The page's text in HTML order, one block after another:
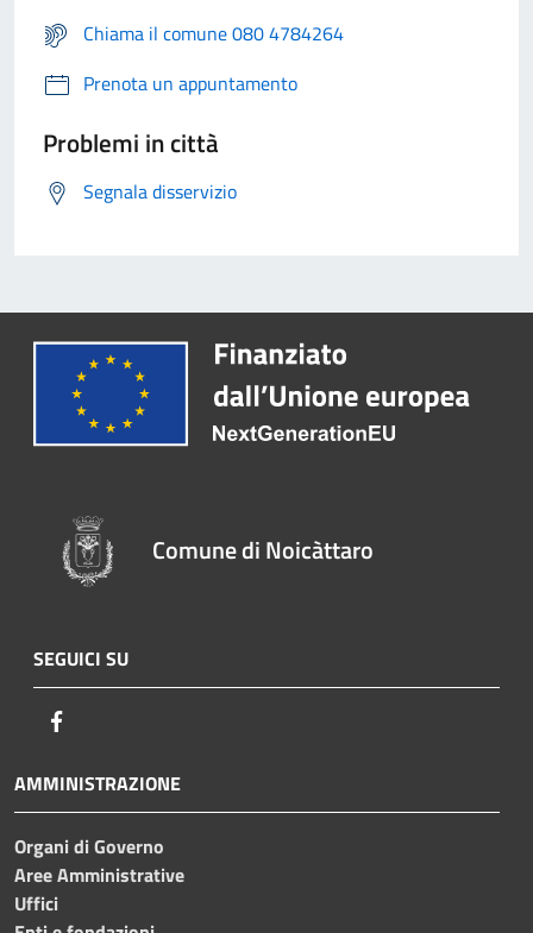
Chiama il comune 080 4784264
Prenota un appuntamento
Problemi in città
Segnala disservizio
Comune di Noicàttaro
SEGUICI SU
AMMINISTRAZIONE
Organi di Governo
Aree Amministrative
Uffici